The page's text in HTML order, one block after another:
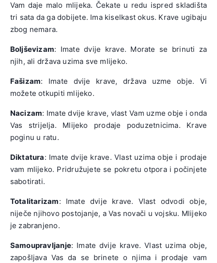
Vam daje malo mlijeka. Čekate u redu ispred skladišta
tri sata da ga dobijete. Ima kiselkast okus. Krave ugibaju
zbog nemara.
Boljševizam: Imate dvije krave. Morate se brinuti za
njih, ali država uzima sve mlijeko.
Fašizam: Imate dvije krave, država uzme obje. Vi
možete otkupiti mlijeko.
Nacizam: Imate dvije krave, vlast Vam uzme obje i onda
Vas strijelja. Mlijeko prodaje poduzetnicima. Krave
poginu u ratu.
Diktatura: Imate dvije krave. Vlast uzima obje i prodaje
vam mlijeko. Pridružujete se pokretu otpora i počinjete
sabotirati.
Totalitarizam: Imate dvije krave. Vlast odvodi obje,
niječe njihovo postojanje, a Vas novači u vojsku. Mlijeko
je zabranjeno.
Samoupravljanje: Imate dvije krave. Vlast uzima obje,
zapošljava Vas da se brinete o njima i prodaje vam